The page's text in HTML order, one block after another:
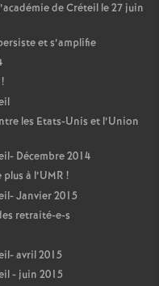
de Créteil le 27 juin
et s’amplifie
!
les Etats-Unis et l’Union
Décembre 2014
à l’UMR !
Janvier 2015
retraité-e-s
avril 2015
- juin 2015